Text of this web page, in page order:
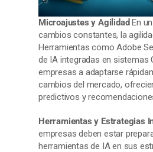
Microajustes y Agilidad En
cambios constantes, la
Herramientas como Adobe
de IA integradas en sistemas
empresas a adaptarse
cambios del mercado,
predictivos y
Herramientas y Estrategias
empresas deben estar
herramientas de IA en sus